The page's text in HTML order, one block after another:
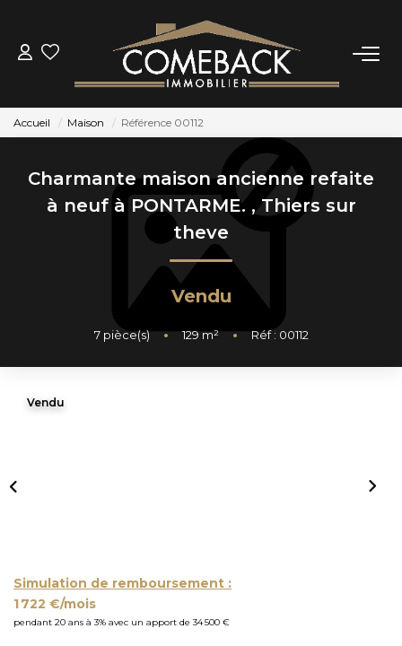
ACHETER
LOUER
ESTIMER
NOTRE AGENCE
BIENS VENDUS
Accueil Maison Référence 00112
Charmante maison ancienne refaite
à neuf à PONTARME. ,Thiers sur
theve
Vendu
7pièce(s) • 129m² • Réf : 00112
Vendu
Simulation de remboursement :
1 722 €/mois
pendant 20 ans à 3% avec un apport de 34 500 €